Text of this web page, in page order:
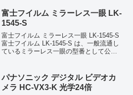
富士フイルム ミラーレス一眼 LK-
1545-S
富士フイルム ミラーレス一眼 LK-1545-S
富士フイルム LK‑1545‑S は、一般流通し
ているミラーレス一眼の型番として公式
自型番（OEM型番）である可能性が高
い...
パナソニック デジタル ビデオカ
メラ HC-VX3-K 光学24倍